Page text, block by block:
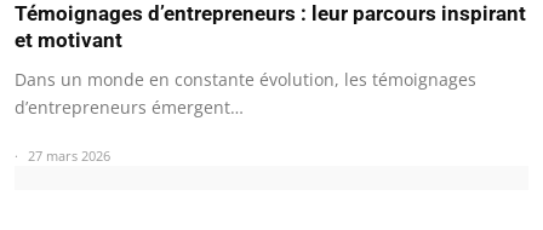
Témoignages d’entrepreneurs : leur parcours inspirant
et motivant
Dans un monde en constante évolution, les témoignages
d’entrepreneurs émergent…
27 mars 2026